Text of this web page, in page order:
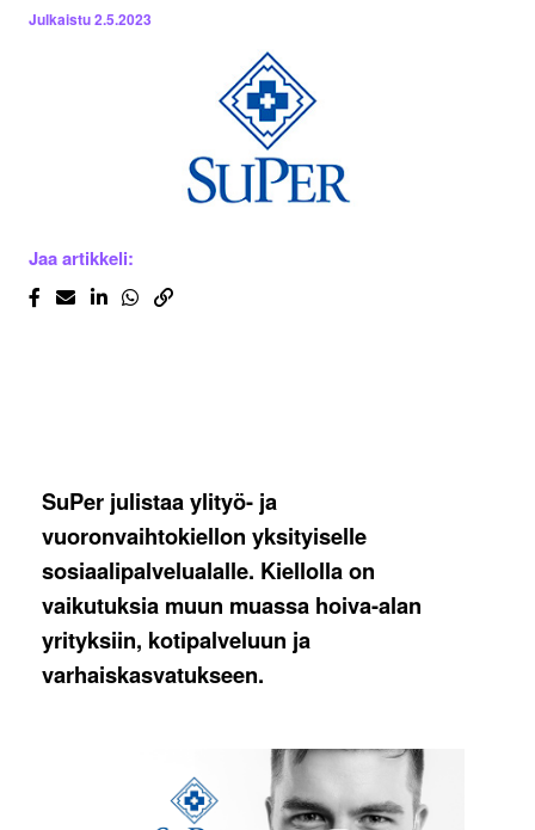
Julkaistu2.5.2023
Jaa artikkeli:
SuPer julistaa ylityö- ja
vuoronvaihtokiellon yksityiselle
sosiaalipalvelualalle. Kiellolla on
vaikutuksia muun muassa hoiva-alan
yrityksiin, kotipalveluun ja
varhaiskasvatukseen.